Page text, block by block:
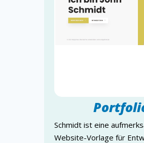
ChurchFoxx
Schmidt ist eine
Website-Vorlage für